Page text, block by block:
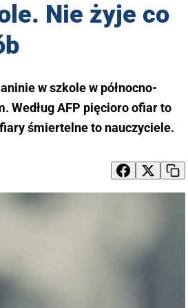
Nie żyje co
w szkole w północno-
Według AFP pięcioro ofiar to
śmiertelne to nauczyciele.